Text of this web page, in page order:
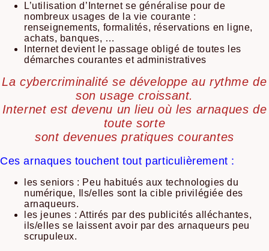
L’utilisation d’Internet se généralise pour de
nombreux usages de la vie courante :
renseignements, formalités, réservations en ligne,
achats, banques, …
Internet devient le passage obligé de toutes les
démarches courantes et administratives
La cybercriminalité se développe au rythme de
son usage croissant.
Internet est devenu un lieu où les arnaques de
toute sorte
sont devenues pratiques courantes
Ces arnaques touchent tout particulièrement :
les seniors : Peu habitués aux technologies du
numérique, Ils/elles sont la cible privilégiée des
arnaqueurs.
les jeunes : Attirés par des publicités alléchantes,
ils/elles se laissent avoir par des arnaqueurs peu
scrupuleux.